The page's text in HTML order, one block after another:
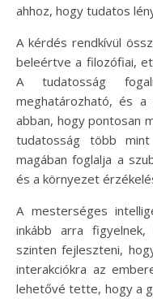
ahhoz, hogy tudatos
A kérdés rendkívül
beleértve a filozófiai,
A tudatosság
meghatározható, és
abban, hogy pontosan
tudatosság több mint
magában foglalja a
és a környezet
A mesterséges
inkább arra
szinten fejleszteni,
interakciókra az
lehetővé tette, hogy a